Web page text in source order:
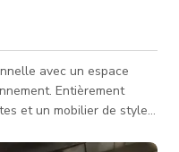
avec un espace
Entièrement
et un mobilier de style